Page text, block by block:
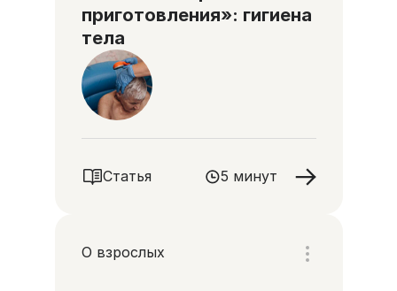
приготовления»: гигиена
тела
Статья 5 минут
О взрослых